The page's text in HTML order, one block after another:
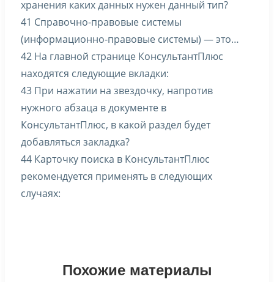
хранения каких данных нужен данный тип?
41 Справочно-правовые системы
(информационно-правовые системы) — это…
42 На главной странице КонсультантПлюс
находятся следующие вкладки:
43 При нажатии на звездочку, напротив
нужного абзаца в документе в
КонсультантПлюс, в какой раздел будет
добавляться закладка?
44 Карточку поиска в КонсультантПлюс
рекомендуется применять в следующих
случаях:
Похожие материалы